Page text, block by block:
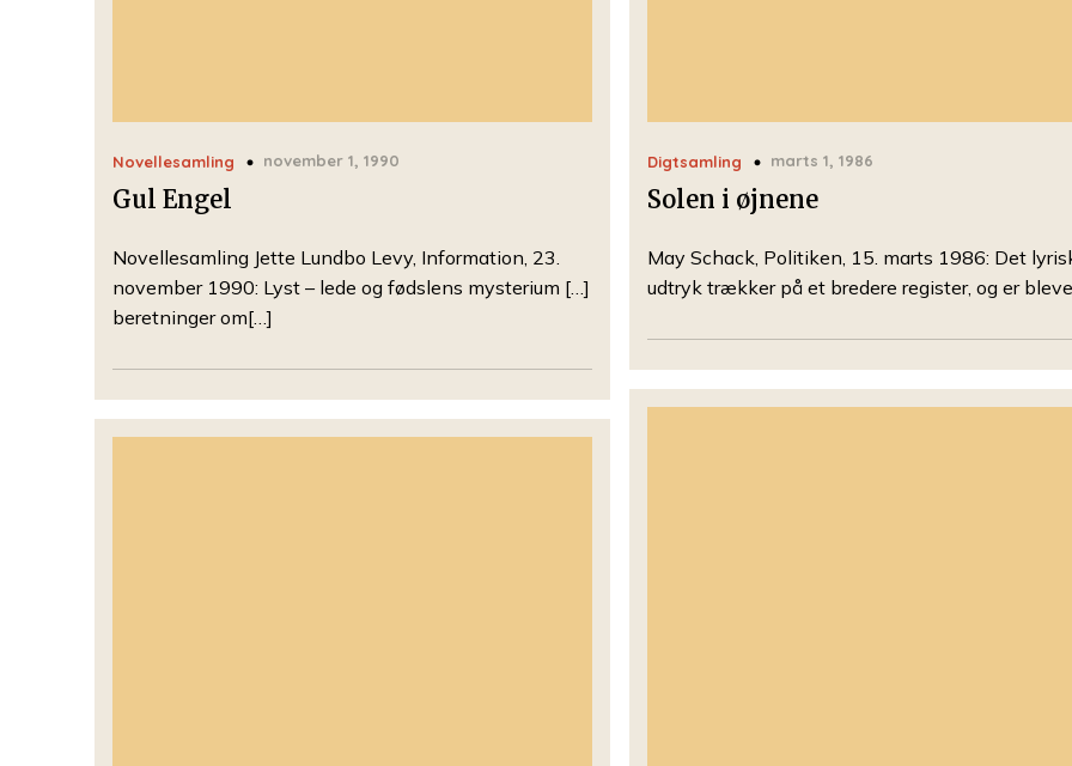
Novellesamling november 1, 1990
Gul Engel
Novellesamling Jette Lundbo Levy, Information, 23.
november 1990: Lyst – lede og fødslens mysterium […]
beretninger om[…]
Digtsamling marts 1, 1986
Solen i øjnene
May Schack, Politiken, 15. marts 1986: Det
udtryk trækker på et bredere register, og er